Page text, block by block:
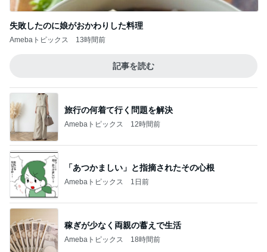
失敗したのに娘がおかわりした料理
Amebaトピックス 13時間前
記事を読む
旅行の何着て行く問題を解決
Amebaトピックス 12時間前
「あつかましい」と指摘されたその心根
Amebaトピックス 1日前
稼ぎが少なく両親の蓄えで生活
Amebaトピックス 18時間前